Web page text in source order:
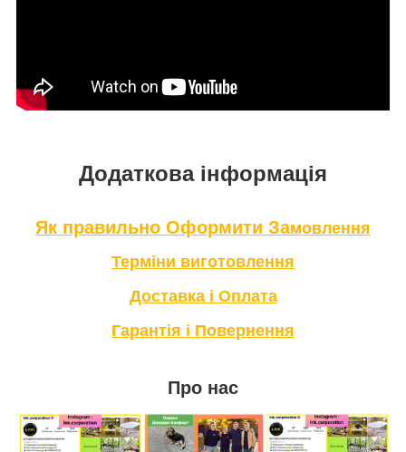
Додаткова інформація
Як правильно Оформити Замовлення
Терміни виготовлення
Доставка і Оплата
Гарантія і Повернення
Про нас